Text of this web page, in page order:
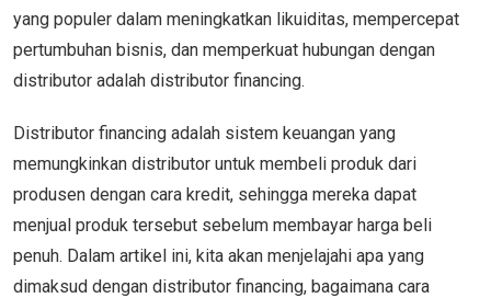
yang populer dalam meningkatkan likuiditas, mempercepat
pertumbuhan bisnis, dan memperkuat hubungan dengan
distributor adalah distributor financing.
Distributor financing adalah sistem keuangan yang
memungkinkan distributor untuk membeli produk dari
produsen dengan cara kredit, sehingga mereka dapat
menjual produk tersebut sebelum membayar harga beli
penuh. Dalam artikel ini, kita akan menjelajahi apa yang
dimaksud dengan distributor financing, bagaimana cara